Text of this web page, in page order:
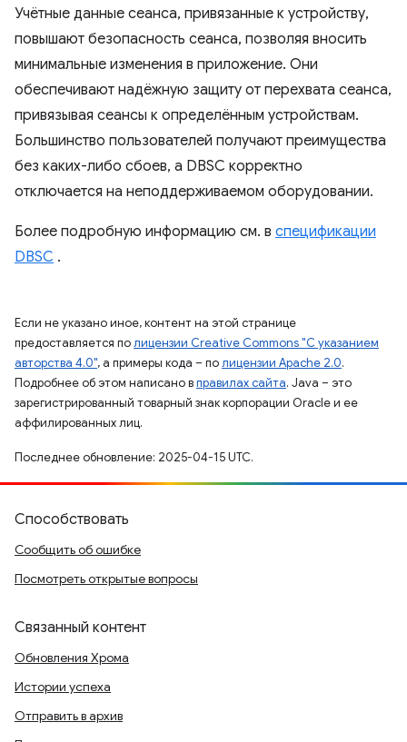
Учётные данные сеанса, привязанные к устройству,
повышают безопасность сеанса, позволяя вносить
минимальные изменения в приложение. Они
обеспечивают надёжную защиту от перехвата сеанса,
привязывая сеансы к определённым устройствам.
Большинство пользователей получают преимущества
без каких-либо сбоев, а DBSC корректно
отключается на неподдерживаемом оборудовании.
Более подробную информацию см. в спецификации
DBSC .
Если не указано иное, контент на этой странице
предоставляется полицензии Creative Commons "С указанием
авторства 4.0", а примеры кода – полицензии Apache 2.0.
Подробнее об этом написано вправилах сайта. Java – это
зарегистрированный товарный знак корпорации Oracle и ее
аффилированных лиц.
Последнее обновление: 2025-04-15 UTC.
Способствовать
Сообщить об ошибке
Посмотреть открытые вопросы
Связанный контент
Обновления Хрома
Истории успеха
Отправить в архив